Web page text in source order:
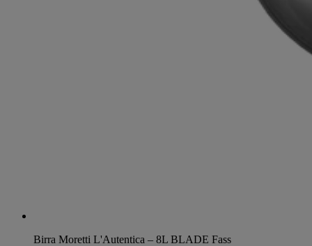
Birra Moretti L'Autentica – 8L BLADE Fass